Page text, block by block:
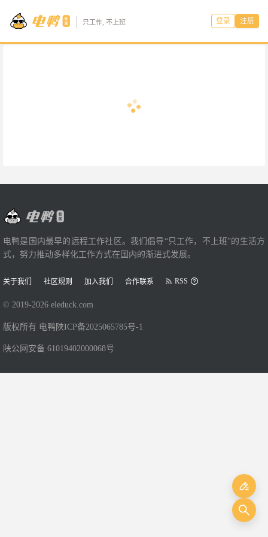
只工作, 不上班 登录 注册
电鸭是国内最早的远程工作社区。我们倡导“只工作，不上班”的生活方
式，努力推动多样化工作方式在国内的渐进式发展。
关于我们 社区规则 加入我们 合作联系 RSS
© 2019-2026 eleduck.com
版权所有 电鸭 陕ICP备2025065785号-1
陕公网安备 61019402000068号